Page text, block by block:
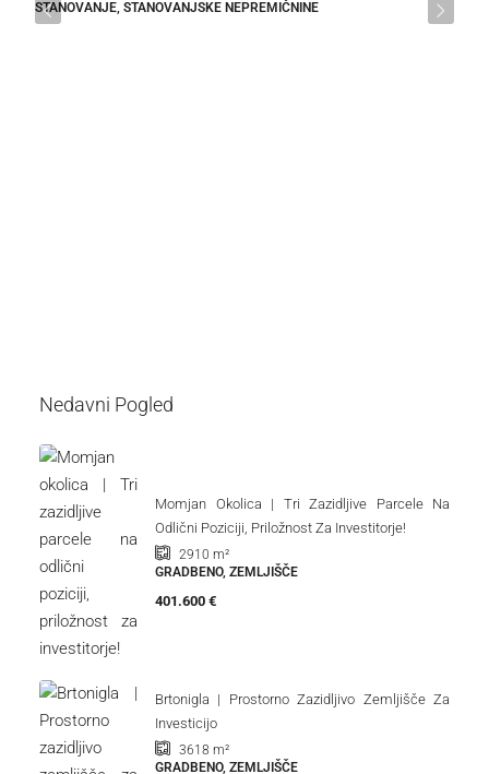
STANOVANJE, STANOVANJSKE NEPREMIČNINE
Nedavni Pogled
Momjan Okolica | Tri Zazidljive Parcele Na
Odlični Poziciji, Priložnost Za Investitorje!
2910 m²
GRADBENO, ZEMLJIŠČE
401.600 €
Brtonigla | Prostorno Zazidljivo Zemljišče Za
Investicijo
3618 m²
GRADBENO, ZEMLJIŠČE